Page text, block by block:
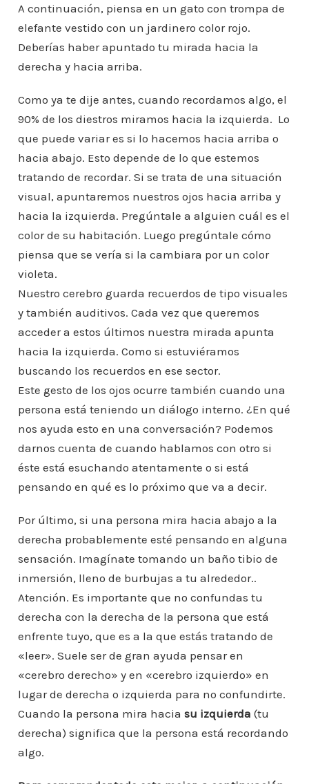
A continuación, piensa en un gato con trompa de
elefante vestido con un jardinero color rojo.
Deberías haber apuntado tu mirada hacia la
derecha y hacia arriba.
Como ya te dije antes, cuando recordamos algo, el
90% de los diestros miramos hacia la izquierda. Lo
que puede variar es si lo hacemos hacia arriba o
hacia abajo. Esto depende de lo que estemos
tratando de recordar. Si se trata de una situación
visual, apuntaremos nuestros ojos hacia arriba y
hacia la izquierda. Pregúntale a alguien cuál es el
color de su habitación. Luego pregúntale cómo
piensa que se vería si la cambiara por un color
violeta.
Nuestro cerebro guarda recuerdos de tipo visuales
y también auditivos. Cada vez que queremos
acceder a estos últimos nuestra mirada apunta
hacia la izquierda. Como si estuviéramos
buscando los recuerdos en ese sector.
Este gesto de los ojos ocurre también cuando una
persona está teniendo un diálogo interno. ¿En qué
nos ayuda esto en una conversación? Podemos
darnos cuenta de cuando hablamos con otro si
éste está esuchando atentamente o si está
pensando en qué es lo próximo que va a decir.
Por último, si una persona mira hacia abajo a la
derecha probablemente esté pensando en alguna
sensación. Imagínate tomando un baño tibio de
inmersión, lleno de burbujas a tu alrededor..
Atención. Es importante que no confundas tu
derecha con la derecha de la persona que está
enfrente tuyo, que es a la que estás tratando de
«leer». Suele ser de gran ayuda pensar en
«cerebro derecho» y en «cerebro izquierdo» en
lugar de derecha o izquierda para no confundirte.
Cuando la persona mira hacia su izquierda (tu
derecha) significa que la persona está recordando
algo.